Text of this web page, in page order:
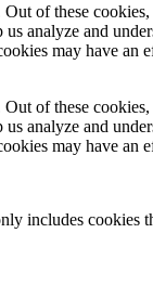
of these
analyze and
may have an
of these
analyze and
may have an
includes